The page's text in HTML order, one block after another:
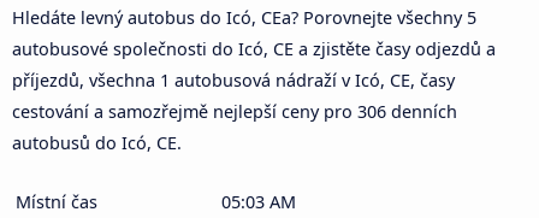
Hledáte levný autobus do Icó, CEa? Porovnejte všechny 5
autobusové společnosti do Icó, CE a zjistěte časy odjezdů a
příjezdů, všechna 1 autobusová nádraží v Icó, CE, časy
cestování a samozřejmě nejlepší ceny pro 306 denních
autobusů do Icó, CE.
Místní čas
05:03 AM